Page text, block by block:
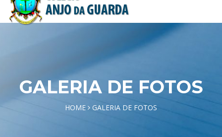
GALERIA DE FOTOS
HOME GALERIA DE FOTOS